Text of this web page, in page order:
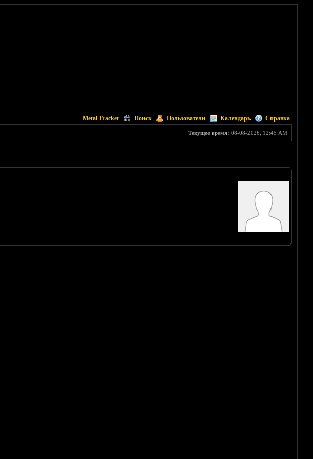
Metal Tracker Поиск Пользователи Календарь Справка
Текущее время: 08-08-2026, 12:45 AM